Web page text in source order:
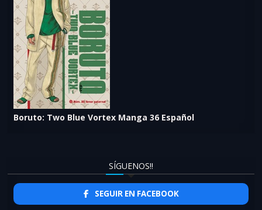
Boruto: Two Blue Vortex Manga 36 Español
SÍGUENOS!!
SEGUIR EN FACEBOOK